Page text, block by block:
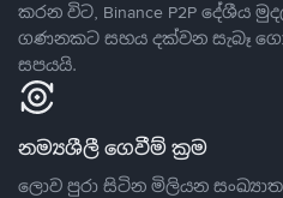
කරන විට, Binance P2P දේශීය
ගණනකට සහය දක්වන සැබෑ
සපයයි.
නම්‍යශීලී ගෙවීම් ක්‍රම
ලොව පුරා සිටින මිලියන